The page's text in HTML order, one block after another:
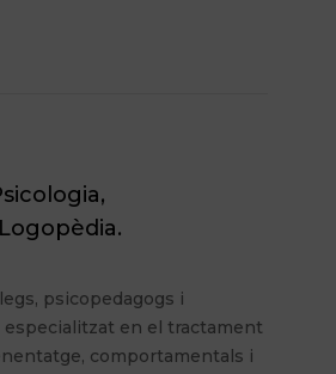
psicopedagogs i
especialitzat en el tractament
comportamentals i